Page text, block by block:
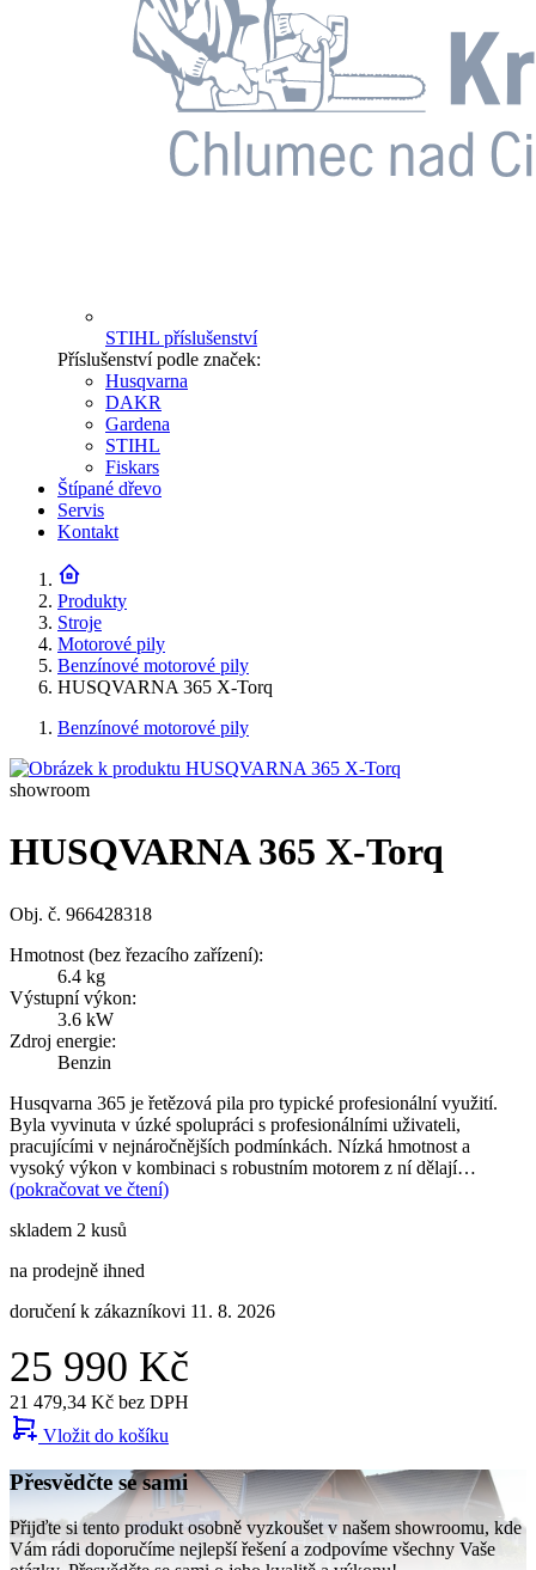
STIHL příslušenství
Příslušenství podle značek:
Husqvarna
DAKR
Gardena
STIHL
Fiskars
Štípané dřevo
Servis
Kontakt
Produkty
Stroje
Motorové pily
Benzínové motorové pily
HUSQVARNA 365 X-Torq
Benzínové motorové pily
showroom
HUSQVARNA 365 X-Torq
Obj. č. 966428318
Hmotnost (bez řezacího zařízení):
6.4 kg
Výstupní výkon:
3.6 kW
Zdroj energie:
Benzin
Husqvarna 365 je řetězová pila pro typické profesionální využití.
Byla vyvinuta v úzké spolupráci s profesionálními uživateli,
pracujícími v nejnáročnějších podmínkách. Nízká hmotnost a
vysoký výkon v kombinaci s robustním motorem z ní dělají…
(pokračovat ve čtení)
skladem 2 kusů
na prodejně ihned
doručení k zákazníkovi 11. 8. 2026
25 990 Kč
21 479,34 Kč bez DPH
Vložit do košíku
Přesvědčte se sami
Přijďte si tento produkt osobně vyzkoušet v našem showroomu, kde
Vám rádi doporučíme nejlepší řešení a zodpovíme všechny Vaše